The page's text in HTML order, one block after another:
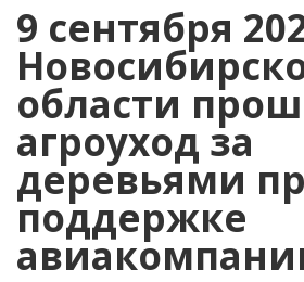
9 сентября
области
агроуход за
деревьями
поддержке